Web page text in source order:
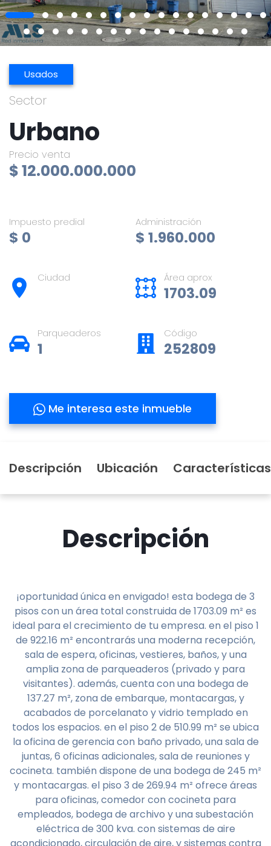
Usados
Sector
Urbano
Precio venta
$ 12.000.000.000
Impuesto predial
$ 0
Administración
$ 1.960.000
Ciudad Área aprox
1703.09
Parqueaderos
1
Código
252809
Me interesa este inmueble
Descripción Ubicación Características
Descripción
¡oportunidad única en envigado! esta bodega de 3
pisos con un área total construida de 1703.09 m² es
ideal para el crecimiento de tu empresa. en el piso 1
de 922.16 m² encontrarás una moderna recepción,
sala de espera, oficinas, vestieres, baños, y una
amplia zona de parqueaderos (privado y para
visitantes). además, cuenta con una bodega de
137.27 m², zona de embarque, montacargas, y
acabados de porcelanato y vidrio templado en
todos los espacios. en el piso 2 de 510.99 m² se ubica
la oficina de gerencia con baño privado, una sala de
juntas, 6 oficinas adicionales, sala de reuniones y
cocineta. también dispone de una bodega de 245 m²
y montacargas. el piso 3 de 269.94 m² ofrece áreas
para oficinas, comedor con cocineta para
empleados, bodega de archivo y una subestación
eléctrica de 300 kva. con sistemas de aire